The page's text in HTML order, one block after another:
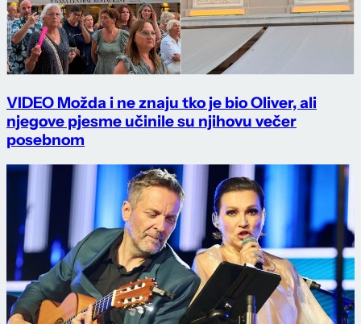
VIDEO Možda i ne znaju tko je bio Oliver, ali
njegove pjesme učinile su njihovu večer
posebnom